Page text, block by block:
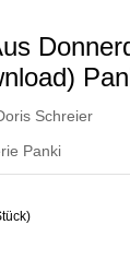
Schreier
Panki